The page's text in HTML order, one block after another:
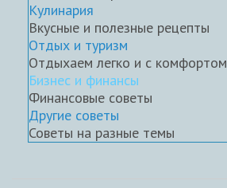
Кулинария
Вкусные и полезные рецепты
Отдых и туризм
Отдыхаем легко и с комфортом
Бизнес и финансы
Финансовые советы
Другие советы
Советы на разные темы